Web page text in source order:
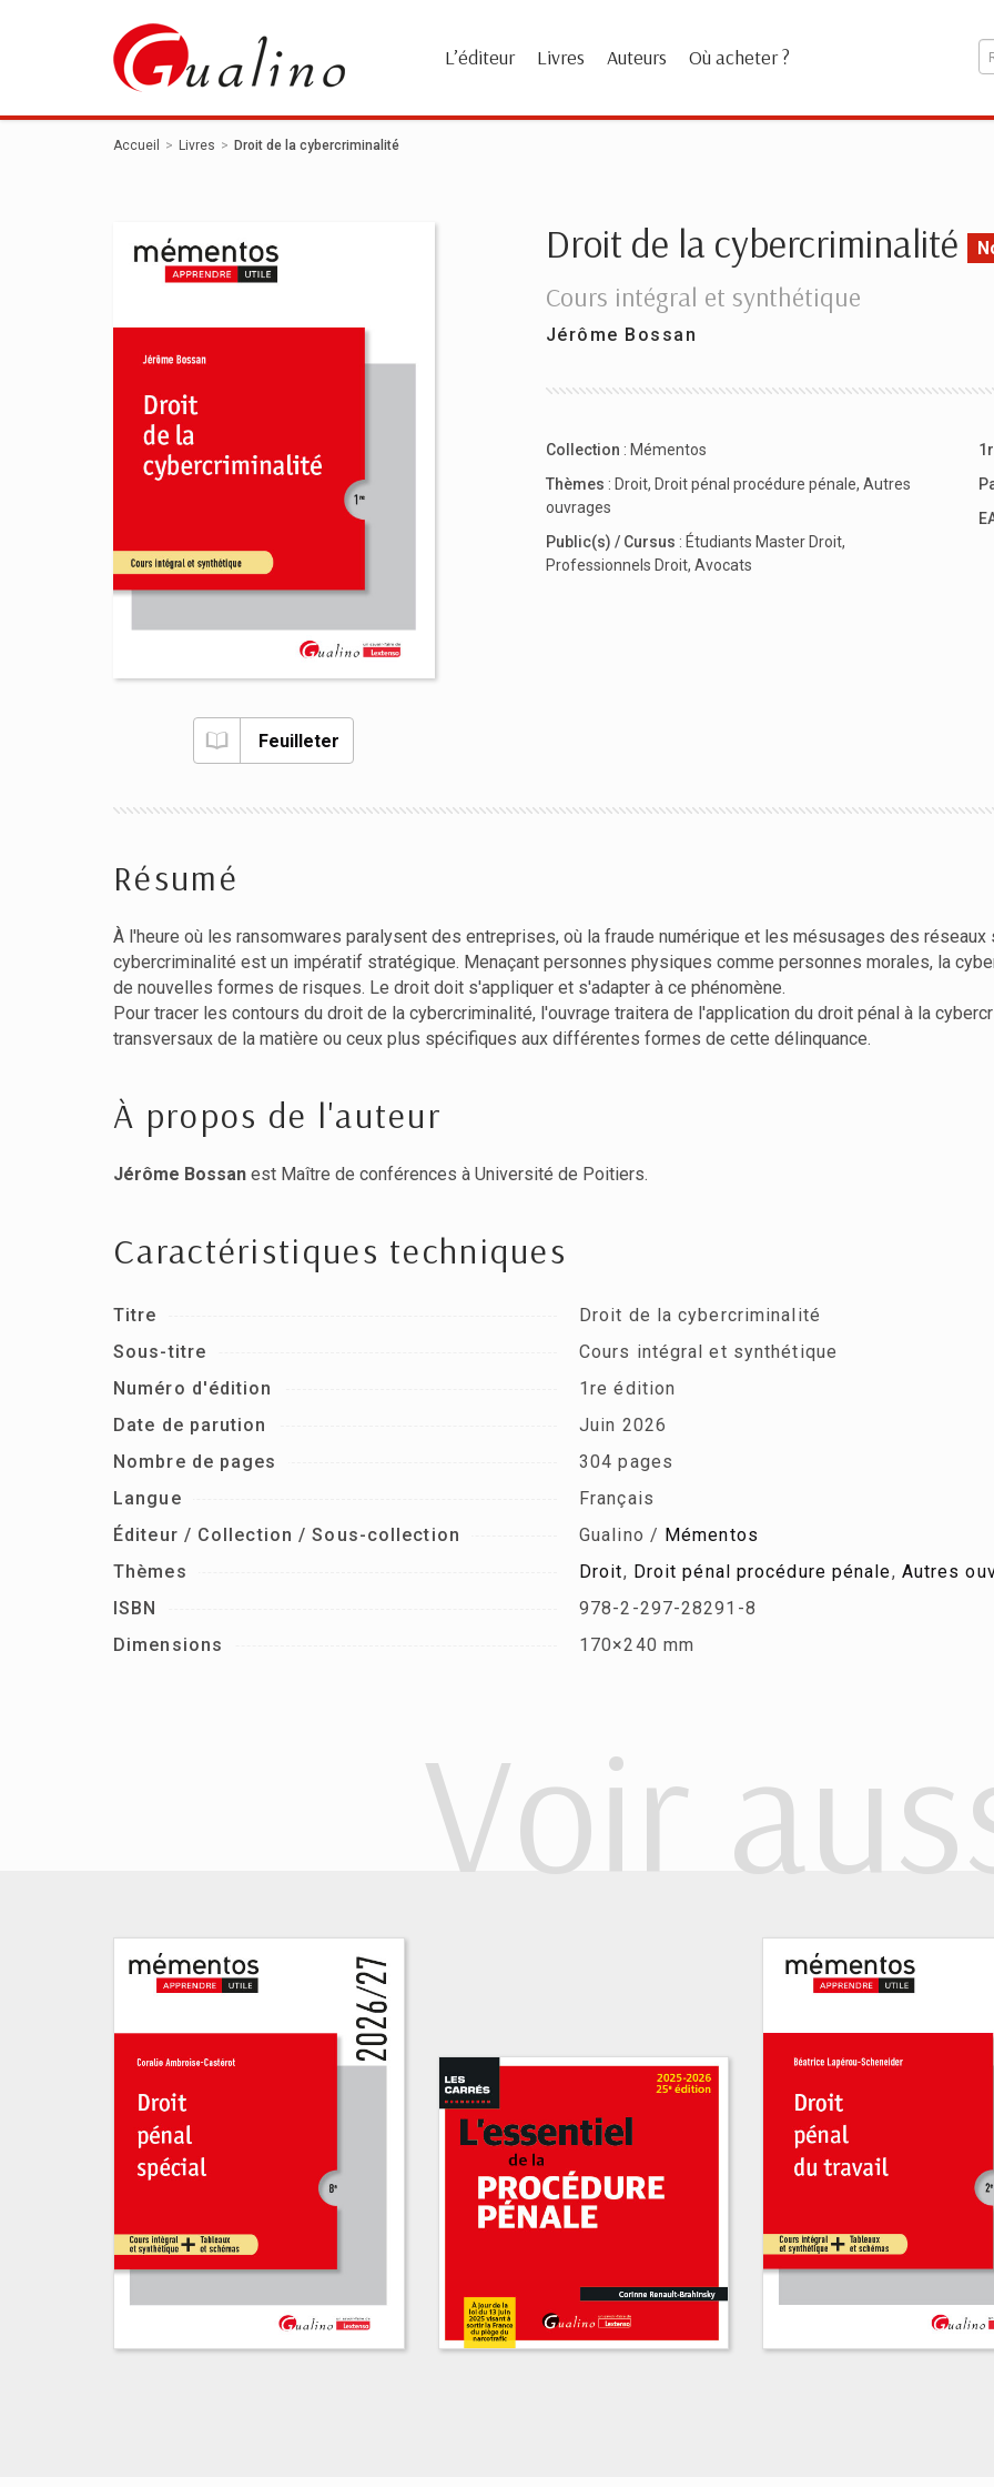
L’éditeur Livres Auteurs Où acheter ?
Accueil Livres Droit de la cybercriminalité
Feuilleter
Droit de la cybercriminalité
Cours intégral et synthétique
Jérôme Bossan
Collection : Mémentos
Thèmes : Droit, Droit pénal procédure pénale, Autres
ouvrages
Public(s) / Cursus : Étudiants Master Droit,
Professionnels Droit, Avocats
Résumé
À l'heure où les ransomwares paralysent des entreprises, où la fraude numérique et les mésusages des
cybercriminalité est un impératif stratégique. Menaçant personnes physiques comme personnes morales, la
de nouvelles formes de risques. Le droit doit s'appliquer et s'adapter à ce phénomène.
Pour tracer les contours du droit de la cybercriminalité, l'ouvrage traitera de l'application du droit pénal à la
transversaux de la matière ou ceux plus spécifiques aux différentes formes de cette délinquance.
À propos de l'auteur
Jérôme Bossan est Maître de conférences à Université de Poitiers.
Caractéristiques techniques
Titre
Droit de la cybercriminalité
Sous-titre
Cours intégral et synthétique
Numéro d'édition
1re édition
Date de parution
Juin 2026
Nombre de pages
304 pages
Langue
Français
Éditeur / Collection / Sous-collection
Gualino / Mémentos
Thèmes
Droit, Droit pénal procédure pénale, Autres
ISBN
978-2-297-28291-8
Dimensions
170×240 mm
Voir